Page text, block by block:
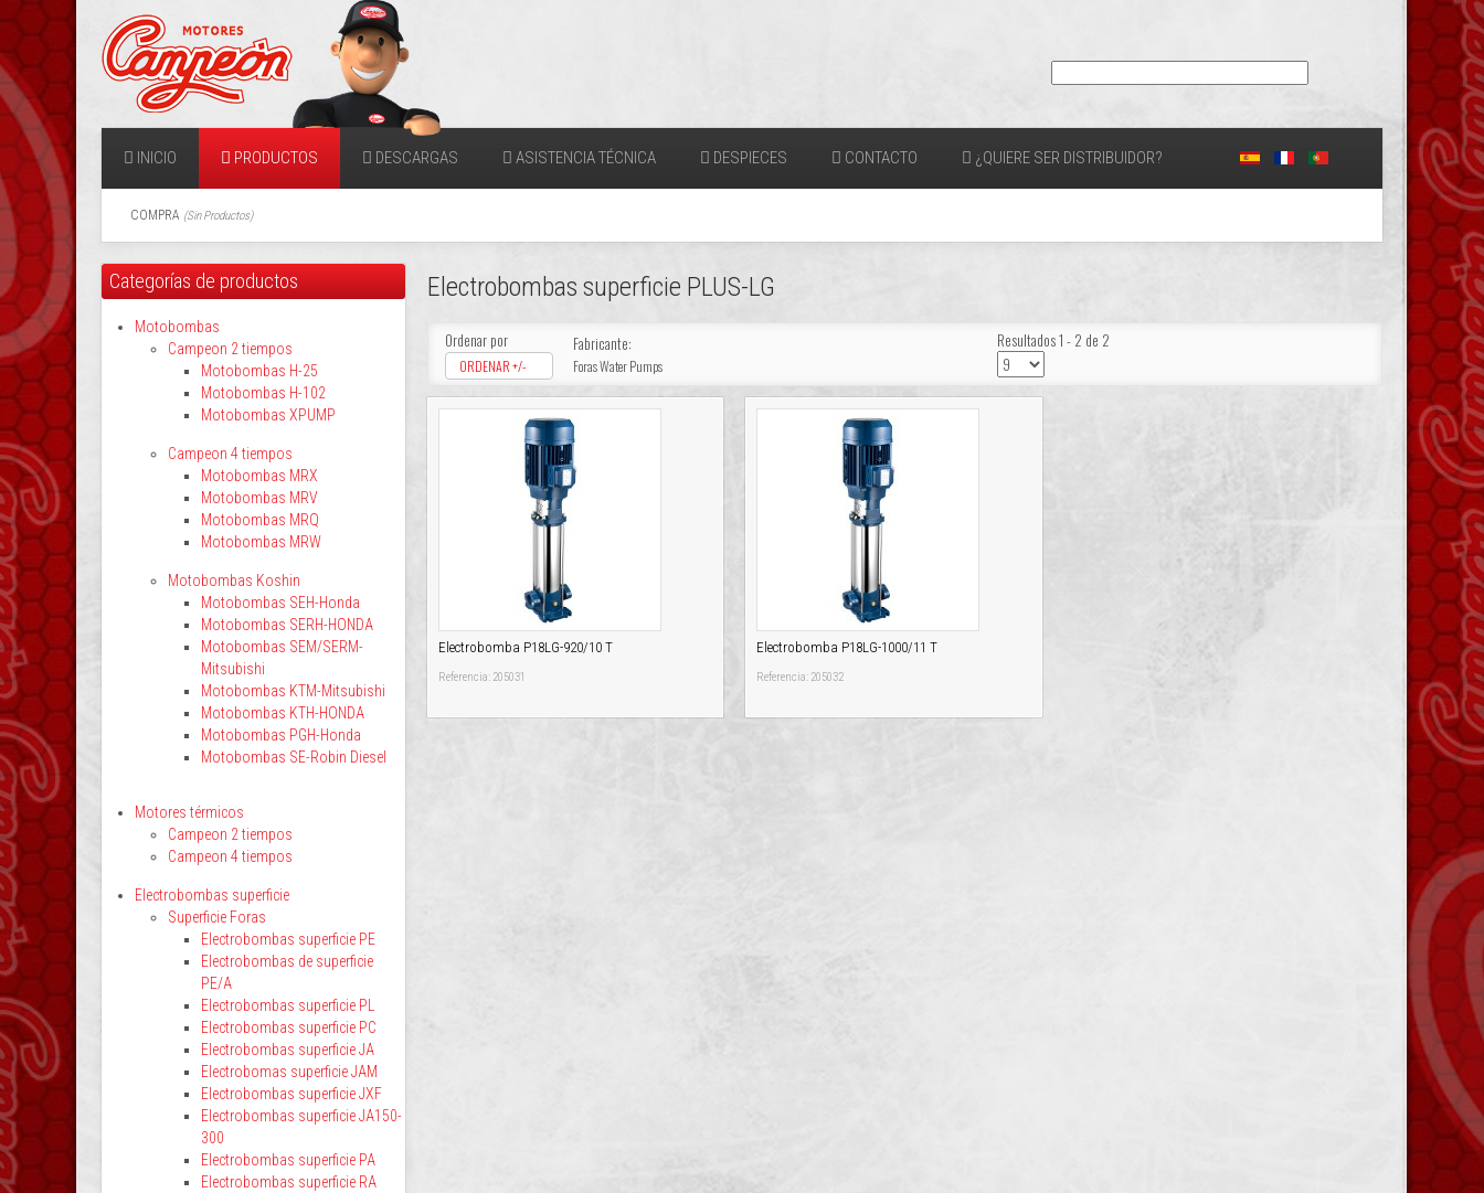
INICIO PRODUCTOS DESCARGAS ASISTENCIA TÉCNICA DESPIECES CONTACTO ¿QUIERE SER DISTRIBUIDOR?
COMPRA (Sin Productos)
Electrobombas superficie PLUS-LG
Ordenar por
ORDENAR +/-
Fabricante:
Foras Water Pumps
Resultados 1 - 2 de 2
Electrobomba P18LG-920/10 T
Referencia: 205031
Electrobomba P18LG-1000/11 T
Referencia: 205032
Categorías de productos
Motobombas
Campeon 2 tiempos
Motobombas H-25
Motobombas H-102
Motobombas XPUMP
Campeon 4 tiempos
Motobombas MRX
Motobombas MRV
Motobombas MRQ
Motobombas MRW
Motobombas Koshin
Motobombas SEH-Honda
Motobombas SERH-HONDA
Motobombas SEM/SERM-
Mitsubishi
Motobombas KTM-Mitsubishi
Motobombas KTH-HONDA
Motobombas PGH-Honda
Motobombas SE-Robin Diesel
Motores térmicos
Campeon 2 tiempos
Campeon 4 tiempos
Electrobombas superficie
Superficie Foras
Electrobombas superficie PE
Electrobombas de superficie
PE/A
Electrobombas superficie PL
Electrobombas superficie PC
Electrobombas superficie JA
Electrobomas superficie JAM
Electrobombas superficie JXF
Electrobombas superficie JA150-
300
Electrobombas superficie PA
Electrobombas superficie RA